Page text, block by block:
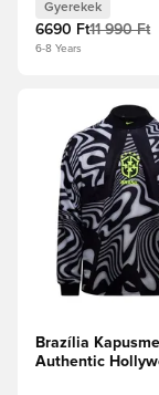
Gyerekek
6690 Ft11 990 Ft
6-8 Years
Megnyit egy
Brazília
Authentic